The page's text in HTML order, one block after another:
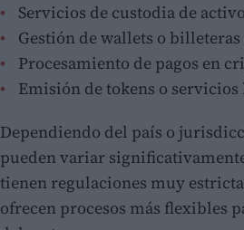
Servicios de custodia de
Gestión de wallets o
Procesamiento de pagos en
Emisión de tokens o
Dependiendo del país o
pueden variar
tienen regulaciones muy
ofrecen procesos más flexibles